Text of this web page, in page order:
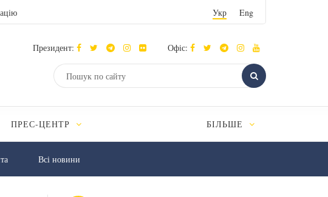
Укр Eng
Президент: Офіс:
ПРЕС-ЦЕНТР БІЛЬШЕ
Всі новини